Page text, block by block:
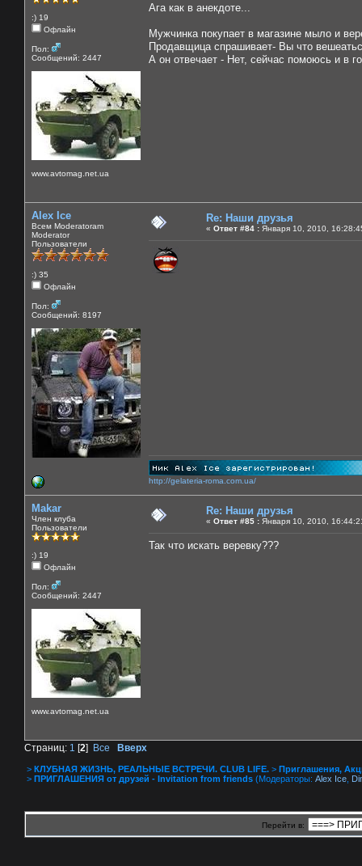
:) 19
Офлайн
Пол:
Сообщений: 2447
www.avtomag.net.ua
Ага как в анекдоте...
Мужчинка покупает в магазине мыло и
Продавщица спрашивает- Вы что
А он отвечает - Нет, сейчас помоюсь и в
Alex Ice
Всем Moderatoram
Moderator
Пользователи
:) 35
Офлайн
Пол:
Сообщений: 8197
Re: Наши друзья
« Ответ #84 : Января 10, 2010,
http://gelateria-roma.com.ua/
Makar
Член клуба
Пользователи
:) 19
Офлайн
Пол:
Сообщений: 2447
www.avtomag.net.ua
Re: Наши друзья
« Ответ #85 : Января 10, 2010,
Так что искать веревку???
Страниц: 1 [2] Все Вверх
> КЛУБНАЯ ЖИЗНЬ, РЕАЛЬНЫЕ ВСТРЕЧИ. CLUB LIFE. > Приглашения,
> ПРИГЛАШЕНИЯ от друзей - Invitation from friends (Модераторы: Alex Ice
Перейти в: